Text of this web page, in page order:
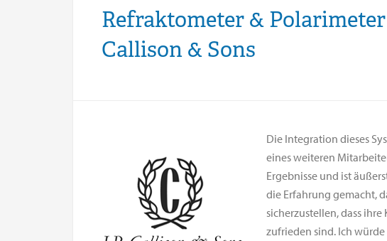
Refraktometer &
Callison & Sons
Die Integration dieses
eines weiteren
Ergebnisse und ist
die Erfahrung gemacht,
sicherzustellen, dass
zufrieden sind. Ich